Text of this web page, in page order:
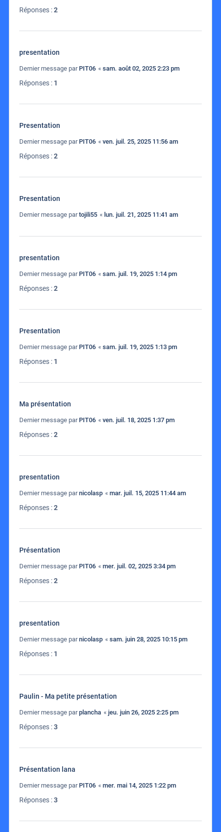
Réponses :2
presentation
Dernier message par PIT06 « sam. août 02, 2025 2:23 pm
Réponses : 1
Presentation
Dernier message par PIT06 « ven. juil. 25, 2025 11:56 am
Réponses :2
Presentation
Dernier message partojili55 « lun. juil. 21, 2025 11:41 am
presentation
Dernier message par PIT06 « sam. juil. 19, 2025 1:14 pm
Réponses :2
Presentation
Dernier message par PIT06 « sam. juil. 19, 2025 1:13 pm
Réponses : 1
Ma présentation
Dernier message par PIT06 « ven. juil. 18, 2025 1:37 pm
Réponses :2
presentation
Dernier message parnicolasp « mar. juil. 15, 2025 11:44 am
Réponses :2
Présentation
Dernier message par PIT06 « mer. juil. 02, 2025 3:34 pm
Réponses :2
presentation
Dernier message parnicolasp « sam. juin 28, 2025 10:15 pm
Réponses : 1
Paulin - Ma petite présentation
Dernier message parplancha « jeu. juin 26, 2025 2:25 pm
Réponses :3
Présentation lana
Dernier message par PIT06 « mer. mai 14, 2025 1:22 pm
Réponses :3